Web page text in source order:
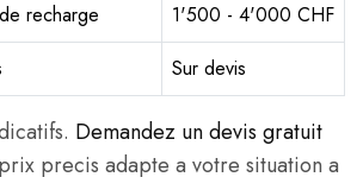
recharge
1'500 - 4'000 CHF
Sur devis
Demandez un devis gratuit
precis adapte a votre situation a